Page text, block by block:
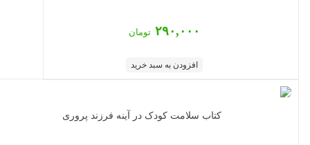
۲۹۰,۰۰۰ تومان
افزودن به سبد خرید
کتاب سلامت کودک در آینه فرزند پروری